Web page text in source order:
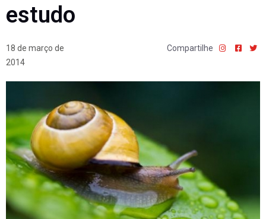
estudo
18 de março de
2014
Compartilhe